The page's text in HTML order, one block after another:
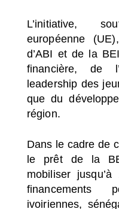
L’initiative,
européenne
d’ABI et de la
financière, de
leadership des
que du
région.
Dans le cadre de
le prêt de la
mobiliser
financements
ivoiriennes,